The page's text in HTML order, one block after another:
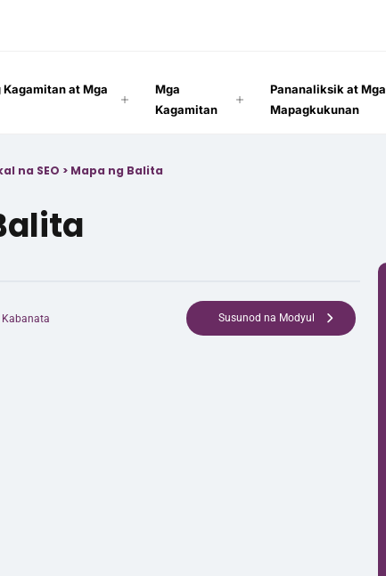
at Mga
Mga
Kagamitan
Pananaliksik at Mga
Mapagkukunan
na SEO > Mapa ng Balita
Kabanata Susunod na Modyul